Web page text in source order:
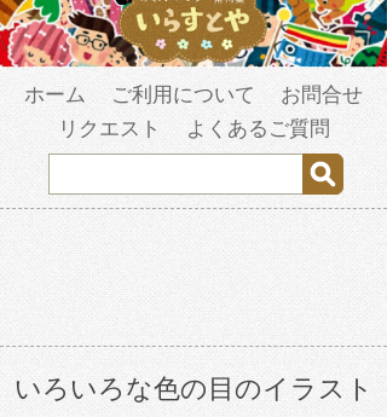
ホーム ご利用について
お問合せ
リクエスト
よくあるご質問
いろいろな色の目のイラスト